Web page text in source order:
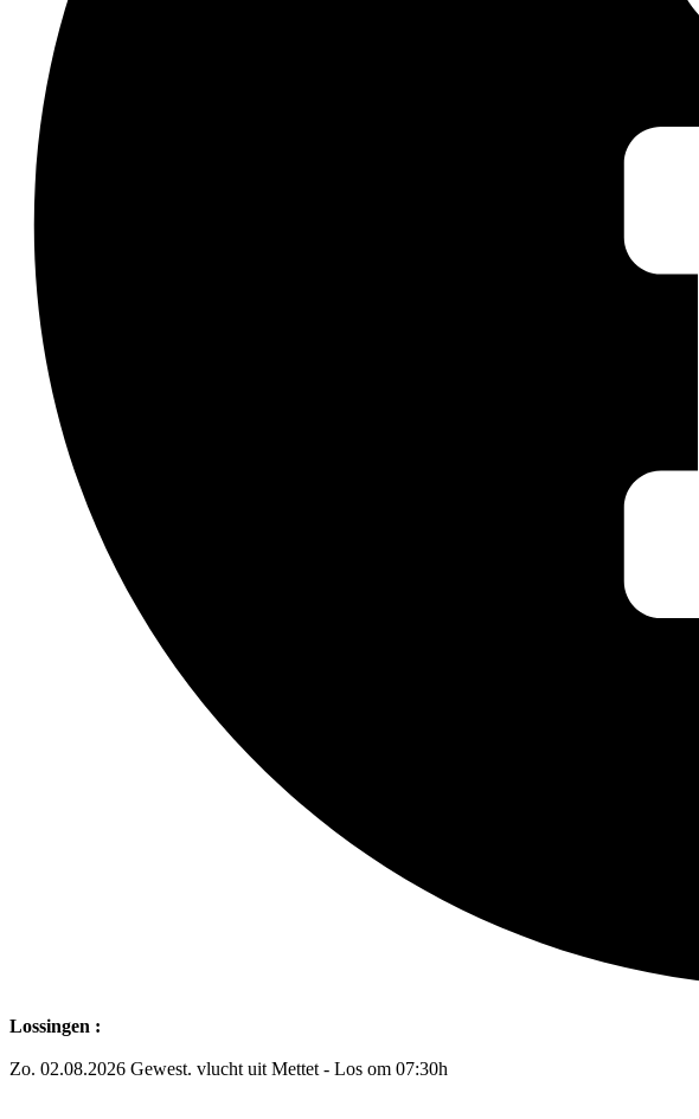
Lossingen :
Zo. 02.08.2026 Gewest. vlucht uit Mettet - Los om 07:30h